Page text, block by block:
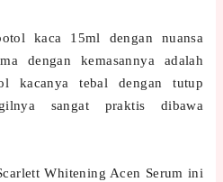
kaca 15ml dengan nuansa
dengan kemasannya adalah
kacanya tebal dengan tutup
sangat praktis dibawa
Whitening Acen Serum ini